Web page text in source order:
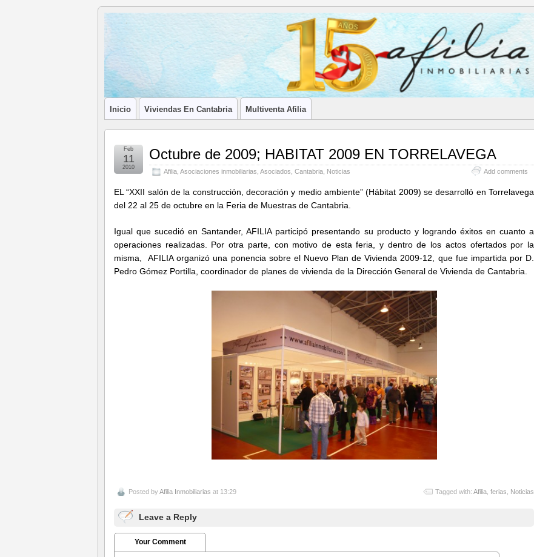
Blog de
Afilia
Inmobiliarias
LA ASOCIACIÓN DE LOS PROFESIONALES INMOBILIARIOS DE CANTABRIA
Inicio Viviendas En Cantabria Multiventa Afilia
Octubre de 2009; HABITAT 2009 EN TORRELAVEGA
Afilia Asociaciones inmobiliarias Asociados Cantabria Noticias Add comments
Feb
11
2010
EL “XXII salón de la construcción, decoración y medio ambiente” (Hábitat 2009) se desarrolló en Torrelavega
del 22 al 25 de octubre en la Feria de Muestras de Cantabria.
Igual que sucedió en Santander, AFILIA participó presentando su producto y logrando éxitos en cuanto a
operaciones realizadas. Por otra parte, con motivo de esta feria, y dentro de los actos ofertados por la
misma, AFILIA organizó una ponencia sobre el Nuevo Plan de Vivienda 2009-12, que fue impartida por D.
Pedro Gómez Portilla, coordinador de planes de vivienda de la Dirección General de Vivienda de Cantabria.
Posted byAfilia Inmobiliarias at 13:29 Tagged with: Afilia ferias Noticias
Leave a Reply
Your Comment